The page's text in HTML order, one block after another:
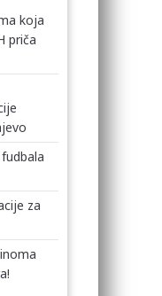
koja
priča
za